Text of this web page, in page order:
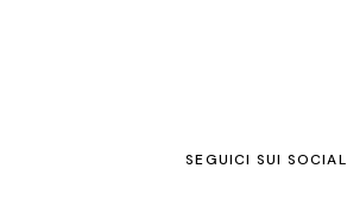
SEGUICI SUI SOCIAL